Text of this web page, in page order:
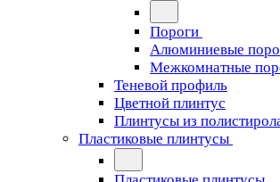
Пороги
Алюминиевые
Межкомнатные
Теневой профиль
Цветной плинтус
Плинтусы из
Пластиковые плинтусы